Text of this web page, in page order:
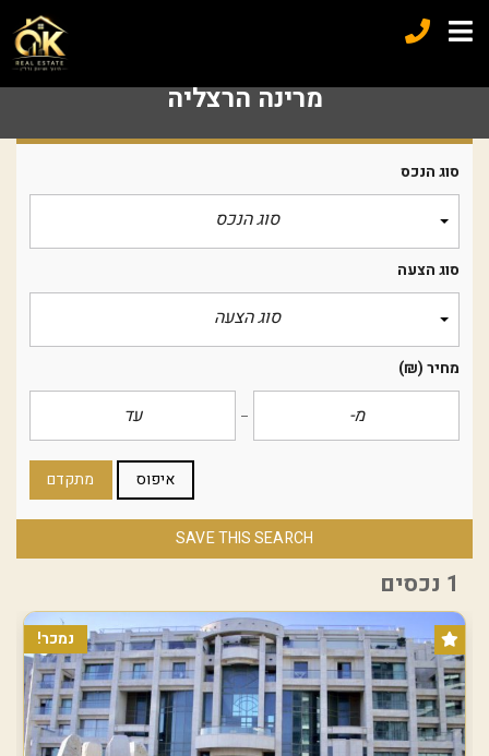
מרינה הרצליה
סוג הנכס
סוג הנכס
סוג הצעה
סוג הצעה
מחיר(₪)
איפוס מתקדם
SAVE THIS SEARCH
1 נכסים
נמכר!